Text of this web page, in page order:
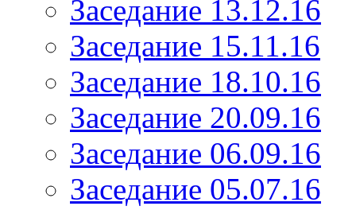
Заседание 13.12.16
Заседание 15.11.16
Заседание 18.10.16
Заседание 20.09.16
Заседание 06.09.16
Заседание 05.07.16